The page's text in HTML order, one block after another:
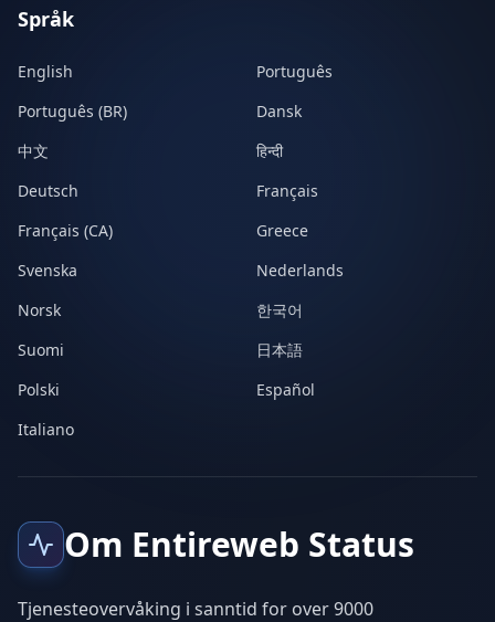
Språk
English
Português
Português (BR)
Dansk
中文
हिन्दी
Deutsch
Français
Français (CA)
Greece
Svenska
Nederlands
Norsk
한국어
Suomi
日本語
Polski
Español
Italiano
Om Entireweb Status
Tjenesteovervåking i sanntid for over 9000